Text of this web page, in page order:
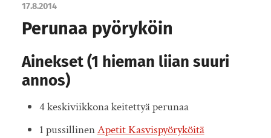
17.8.2014
Perunaa pyöryköin
Ainekset (1 hieman liian suuri
annos)
4 keskiviikkona keitettyä perunaa
1 pussillinenApetit Kasvispyöryköitä